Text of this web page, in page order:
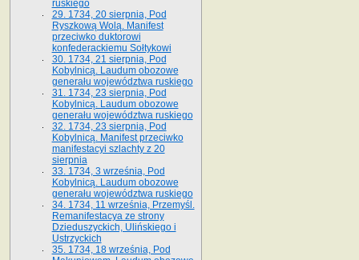
ruskiego
29. 1734, 20 sierpnia, Pod
Ryszkową Wolą. Manifest
przeciwko duktorowi
konfederackiemu Sołtykowi
30. 1734, 21 sierpnia, Pod
Kobylnicą. Laudum obozowe
generału województwa ruskiego
31. 1734, 23 sierpnia, Pod
Kobylnicą. Laudum obozowe
generału województwa ruskiego
32. 1734, 23 sierpnia, Pod
Kobylnicą. Manifest przeciwko
manifestacyi szlachty z 20
sierpnia
33. 1734, 3 września, Pod
Kobylnicą. Laudum obozowe
generału województwa ruskiego
34. 1734, 11 września, Przemyśl.
Remanifestacya ze strony
Dzieduszyckich, Ulińskiego i
Ustrzyckich
35. 1734, 18 września, Pod